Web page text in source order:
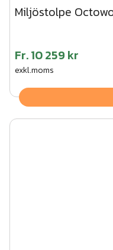
Miljöstolpe
Fr.10 259 kr
exkl.moms